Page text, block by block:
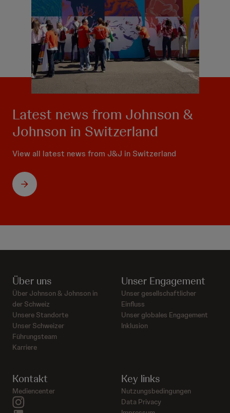
Latest news from Johnson &
Johnson in Switzerland
View all latest news from J&J in Switzerland
Über uns
Über Johnson & Johnson in
der Schweiz
Unsere Standorte
Unser Schweizer
Führungsteam
Karriere
Unser Engagement
Unser gesellschaftlicher
Einfluss
Unser globales Engagement
Inklusion
Kontakt
Mediencenter
Key links
Nutzungsbedingungen
Data Privacy